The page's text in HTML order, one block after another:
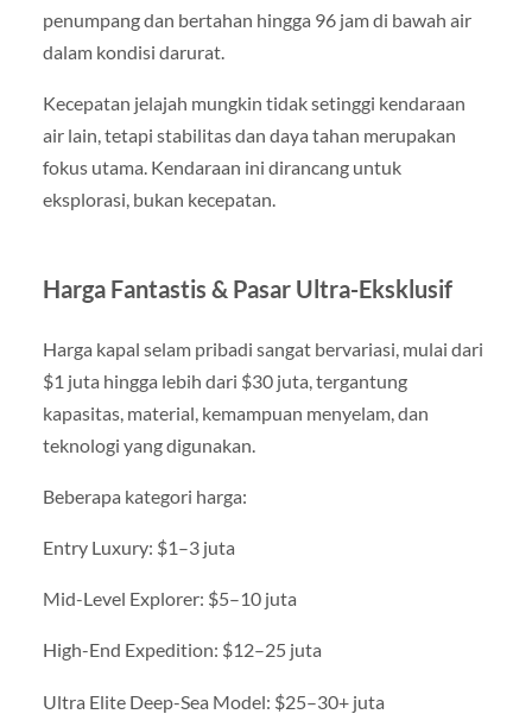
penumpang dan bertahan hingga 96 jam di bawah air
dalam kondisi darurat.
Kecepatan jelajah mungkin tidak setinggi kendaraan
air lain, tetapi stabilitas dan daya tahan merupakan
fokus utama. Kendaraan ini dirancang untuk
eksplorasi, bukan kecepatan.
Harga Fantastis & Pasar Ultra-Eksklusif
Harga kapal selam pribadi sangat bervariasi, mulai dari
$1 juta hingga lebih dari $30 juta, tergantung
kapasitas, material, kemampuan menyelam, dan
teknologi yang digunakan.
Beberapa kategori harga:
Entry Luxury: $1–3 juta
Mid-Level Explorer: $5–10 juta
High-End Expedition: $12–25 juta
Ultra Elite Deep-Sea Model: $25–30+ juta